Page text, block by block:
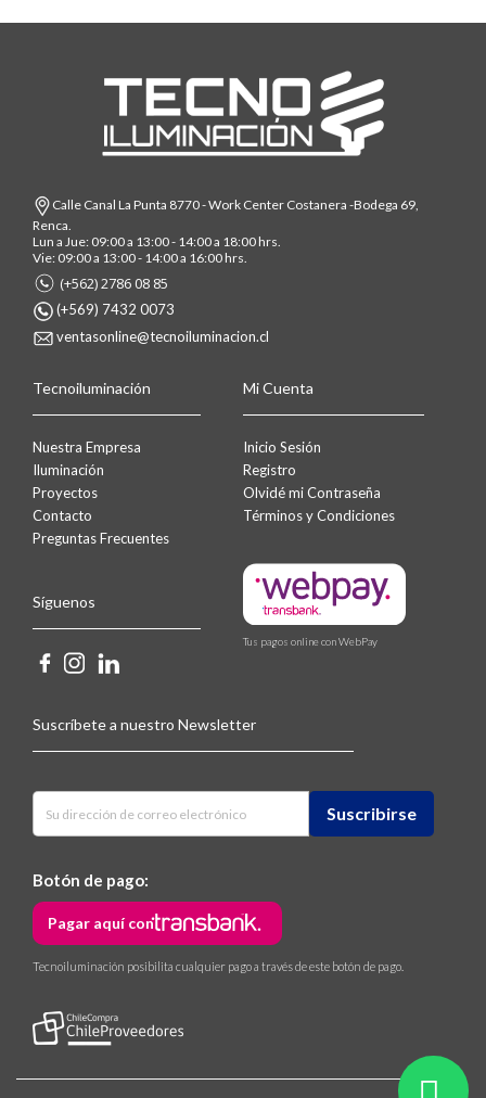
Calle Canal La Punta 8770 - Work Center Costanera -Bodega 69,
Renca.
Lun a Jue: 09:00 a 13:00 - 14:00 a 18:00 hrs.
Vie: 09:00 a 13:00 - 14:00 a 16:00 hrs.
(+562) 2786 08 85
(+569) 7432 0073
ventasonline@tecnoiluminacion.cl
Tecnoiluminación
Nuestra Empresa
Iluminación
Proyectos
Contacto
Preguntas Frecuentes
Síguenos
Mi Cuenta
Inicio Sesión
Registro
Olvidé mi Contraseña
Términos y Condiciones
Tus pagos online con WebPay
Suscríbete a nuestro Newsletter
Botón de pago:
Pagar aquí con
Tecnoiluminación posibilita cualquier pago a través de este botón de pago.